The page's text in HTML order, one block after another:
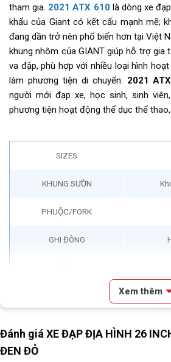
tham gia. 2021 ATX 610là dòng xe
khẩu của Giant có kết cấu mạnh mẽ;
đang dần trở nên phổ biến hơn tại Việt
khung nhôm của GIANT giúp hỗ trợ gia
va đập, phù hợp với nhiều loại hình
làm phương tiện di chuyển. 2021
người mới đạp xe, học sinh, sinh
phương tiện hoạt động thể dục thể thao,…
SIZES
KHUNG SƯỜN
PHUỘC/FORK
GHI ĐÔNG
PÔ TĂNG
Xem thêm
Đánh giá XE ĐẠP ĐỊA HÌNH 26
ĐEN ĐỎ